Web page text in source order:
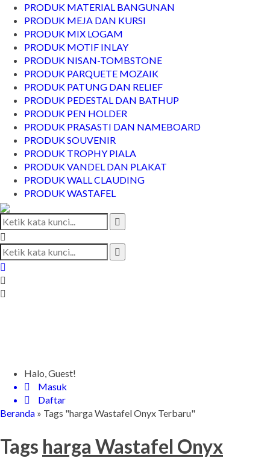
PRODUK MATERIAL BANGUNAN
PRODUK MEJA DAN KURSI
PRODUK MIX LOGAM
PRODUK MOTIF INLAY
PRODUK NISAN-TOMBSTONE
PRODUK PARQUETE MOZAIK
PRODUK PATUNG DAN RELIEF
PRODUK PEDESTAL DAN BATHUP
PRODUK PEN HOLDER
PRODUK PRASASTI DAN NAMEBOARD
PRODUK SOUVENIR
PRODUK TROPHY PIALA
PRODUK VANDEL DAN PLAKAT
PRODUK WALL CLAUDING
PRODUK WASTAFEL
Halo, Guest!
Masuk
Daftar
Beranda » Tags "harga Wastafel Onyx Terbaru"
Tags harga Wastafel Onyx